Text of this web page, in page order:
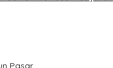
Pasar